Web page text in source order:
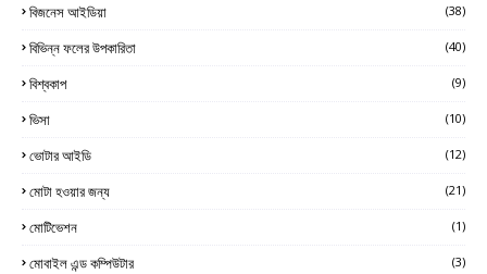
বিজনেস আইডিয়া (38)
বিভিন্ন ফলের উপকারিতা (40)
বিশ্বকাপ (9)
ভিসা (10)
ভোটার আইডি (12)
মোটা হওয়ার জন্য (21)
মোটিভেশন (1)
মোবাইল এন্ড কম্পিউটার (3)